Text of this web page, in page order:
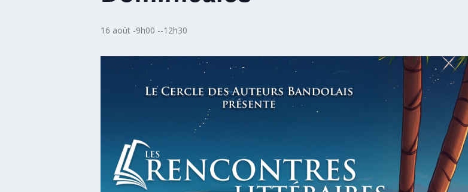
16 août -9h00 --12h30